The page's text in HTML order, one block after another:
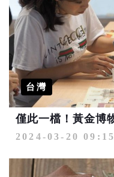
台灣
2024-03-20 09:15